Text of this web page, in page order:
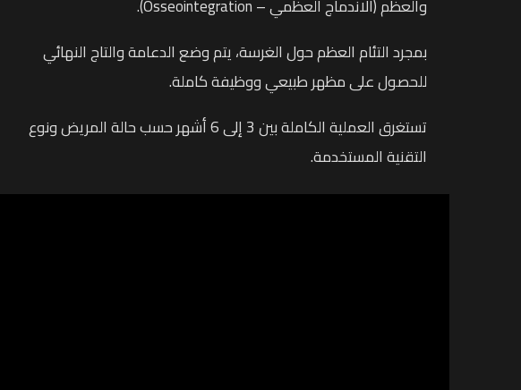
والعظم (الاندماج العظمي – Osseointegration).
بمجرد التئام العظم حول الغرسة، يتم وضع الدعامة والتاج النهائي
للحصول على مظهر طبيعي ووظيفة كاملة.
تستغرق العملية الكاملة بين 3 إلى 6 أشهر حسب حالة المريض ونوع
التقنية المستخدمة.